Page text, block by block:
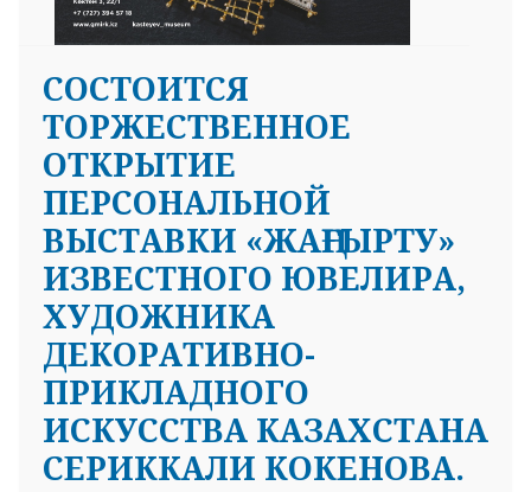
CОСТОИТСЯ
ТОРЖЕСТВЕННОЕ
ОТКРЫТИЕ
ПЕРСОНАЛЬНОЙ
ВЫСТАВКИ «ЖАҢҒЫРТУ»
ИЗВЕСТНОГО ЮВЕЛИРА,
ХУДОЖНИКА
ДЕКОРАТИВНО-
ПРИКЛАДНОГО
ИСКУССТВА КАЗАХСТАНА
СЕРИККАЛИ КОКЕНОВА.